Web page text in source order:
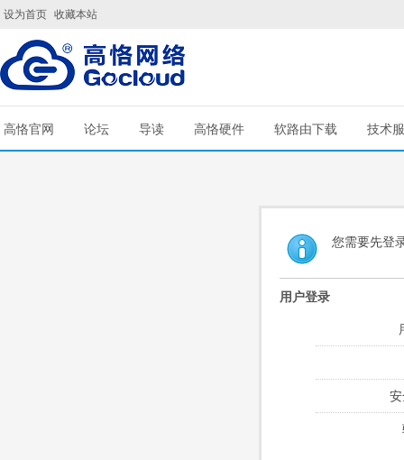
设为首页 收藏本站
高恪官网 论坛 导读 高恪硬件 软路由下载 技术
您需要先登
用户登录